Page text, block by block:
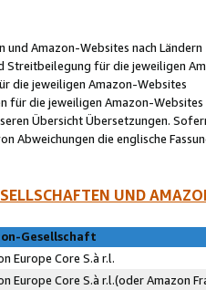
Amazon-Websites nach Ländern
Streitbeilegung für die jeweiligen
die jeweiligen Amazon-Websites
für die jeweiligen Amazon-Websites
Übersicht Übersetzungen.
Abweichungen die englische
UND
Gesellschaft
Europe Core S.à r.l.
Europe Core S.à r.l.(oder Amazon